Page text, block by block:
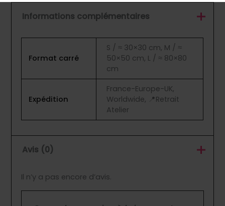
Informations complémentaires
Format carré
S / ≈ 30×30 cm, M / ≈
50×50 cm, L / ≈ 80×80
cm
Expédition
France-Europe-UK,
Worldwide, 📍Retrait
Atelier
Avis (0)
Il n’y a pas encore d’avis.